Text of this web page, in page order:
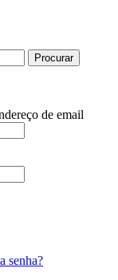
Procurar
de email
senha?